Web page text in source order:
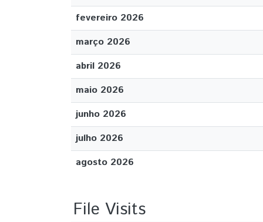
fevereiro 2026
março 2026
abril 2026
maio 2026
junho 2026
julho 2026
agosto 2026
File Visits